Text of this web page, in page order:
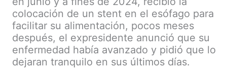
colocación de un stent en el esófago para
facilitar su alimentación, pocos meses
después, el expresidente anunció que su
enfermedad había avanzado y pidió que lo
dejaran tranquilo en sus últimos días.